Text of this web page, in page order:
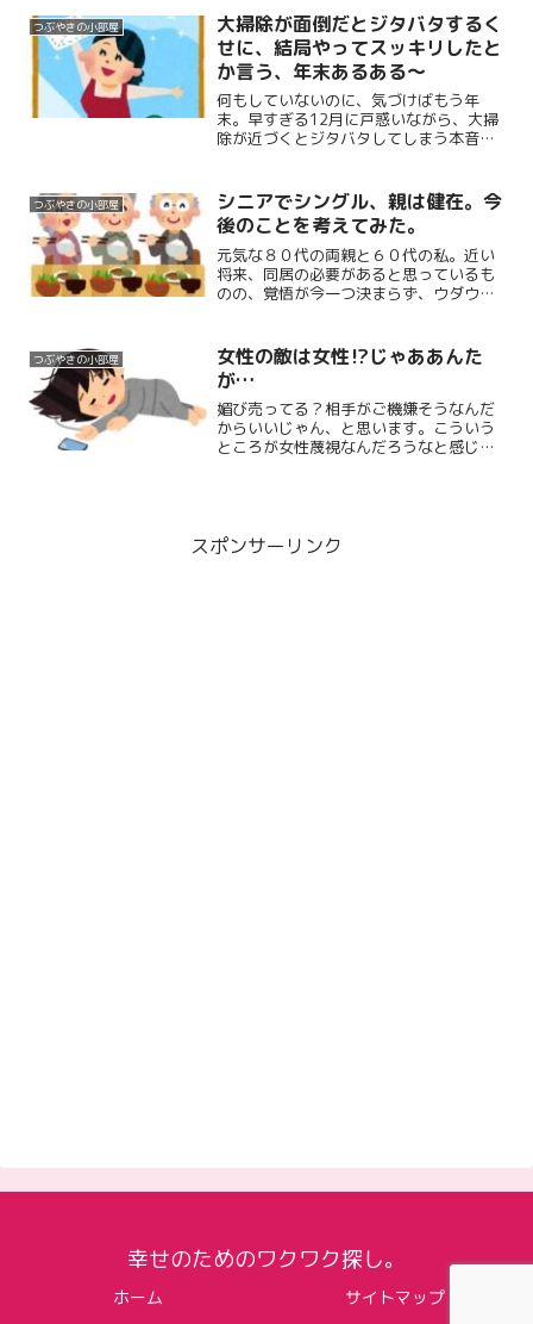
つぶやきの小部屋
大掃除が面倒だとジタバタするく
せに、結局やってスッキリしたと
か言う、年末あるある～
何もしていないのに、気づけばもう年
末。早すぎる12月に戸惑いながら、大掃
除が近づくとジタバタしてしまう本音を
つぶやきの小部屋
シニアでシングル、親は健在。今
後のことを考えてみた。
元気な８０代の両親と６０代の私。近い
将来、同居の必要があると思っているも
のの、覚悟が今一つ決まらず、ウダウダ
つぶやきの小部屋
女性の敵は女性⁉じゃああんた
が…
媚び売ってる？相手がご機嫌そうなんだ
からいいじゃん、と思います。こういう
ところが女性蔑視なんだろうなと感じま
スポンサーリンク
幸せのためのワクワク探し。
ホーム
サイトマップ